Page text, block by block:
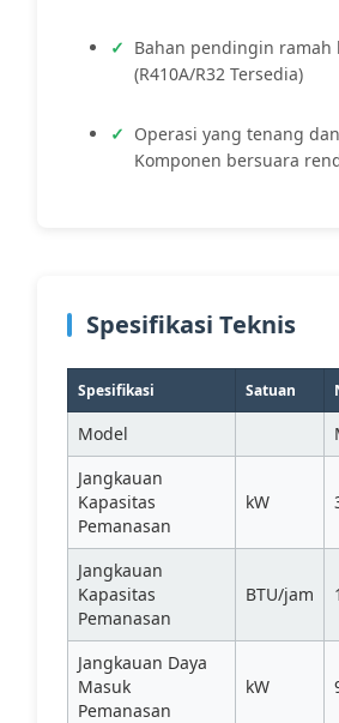
Bahan pendingin ramah
(R410A/R32 Tersedia)
Operasi yang tenang
Komponen bersuara
Spesifikasi Teknis
Spesifikasi Satuan
Model
Jangkauan
Kapasitas
Pemanasan
kW
Jangkauan
Kapasitas
Pemanasan
BTU/jam
Jangkauan Daya
Masuk
Pemanasan
kW